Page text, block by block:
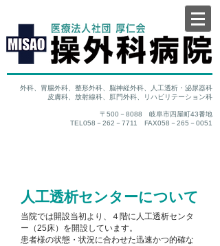
外科、胃腸外科、整形外科、脳神経外科、人工透析・泌尿器科
皮膚科、放射線科、肛門外科、リハビリテーション科
〒500－8088 岐阜市四屋町43番地
TEL058－262－7711 FAX058－265－0051
人工透析センターについて
当院では開設当初より、４階に人工透析センタ
ー（25床）を開設しています。
患者様の状態・状況に合わせた迅速かつ的確な